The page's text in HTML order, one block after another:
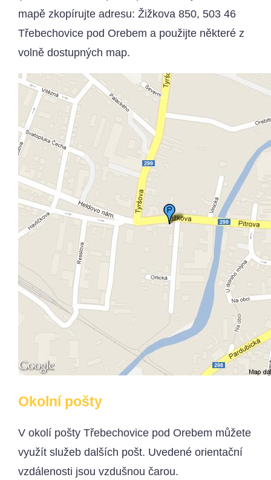
mapě zkopírujte adresu: Žižkova 850, 503 46
Třebechovice pod Orebem a použijte některé z
volně dostupných map.
Okolní pošty
V okolí pošty Třebechovice pod Orebem můžete
využít služeb dalších pošt. Uvedené orientační
vzdálenosti jsou vzdušnou čarou.